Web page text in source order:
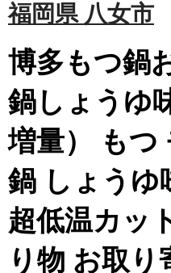
福岡県 八女市
博多もつ鍋
鍋しょうゆ
増量） もつ
鍋 しょうゆ
超低温カッ
り物 お取り